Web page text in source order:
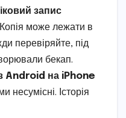
запис
Копія може лежати в
перевіряйте, під
бекап.
Android на iPhone
несумісні. Історія